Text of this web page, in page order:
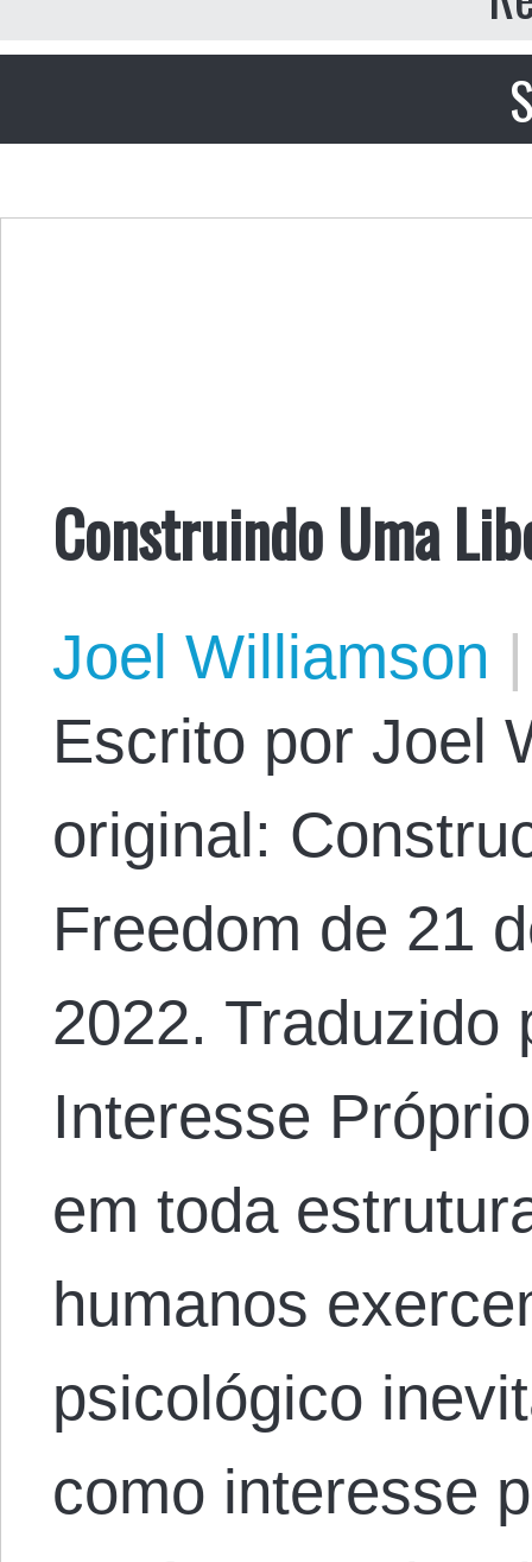
Construindo Uma
Joel Williamson |
Escrito por Joel
original:
Freedom de 21
2022. Traduzido
Interesse
em toda
humanos
psicológico
como interesse